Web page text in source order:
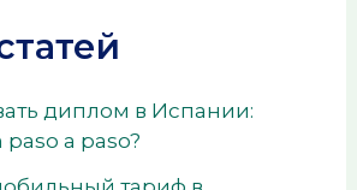
диплом в Испании:
a paso?